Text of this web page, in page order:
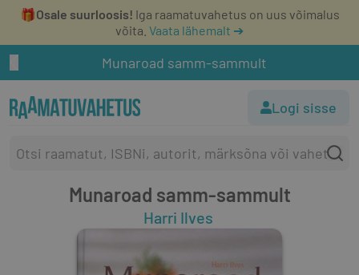
🎁Osale suurloosis! Iga raamatuvahetus on uus võimalus
võita. Vaata lähemalt ➔
Munaroad samm-sammult
Logi sisse
Munaroad samm-sammult
Harri Ilves